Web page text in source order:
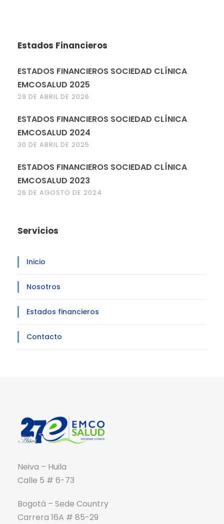
Estados Financieros
ESTADOS FINANCIEROS SOCIEDAD CLÍNICA
EMCOSALUD 2025
29 DE ABRIL DE 2026
ESTADOS FINANCIEROS SOCIEDAD CLÍNICA
EMCOSALUD 2024
30 DE ABRIL DE 2025
ESTADOS FINANCIEROS SOCIEDAD CLÍNICA
EMCOSALUD 2023
26 DE AGOSTO DE 2024
Servicios
Inicio
Nosotros
Estados financieros
Contacto
Neiva – Huila
Calle 5 # 6-73
Bogotá – Sede Country
Carrera 16A # 85-29